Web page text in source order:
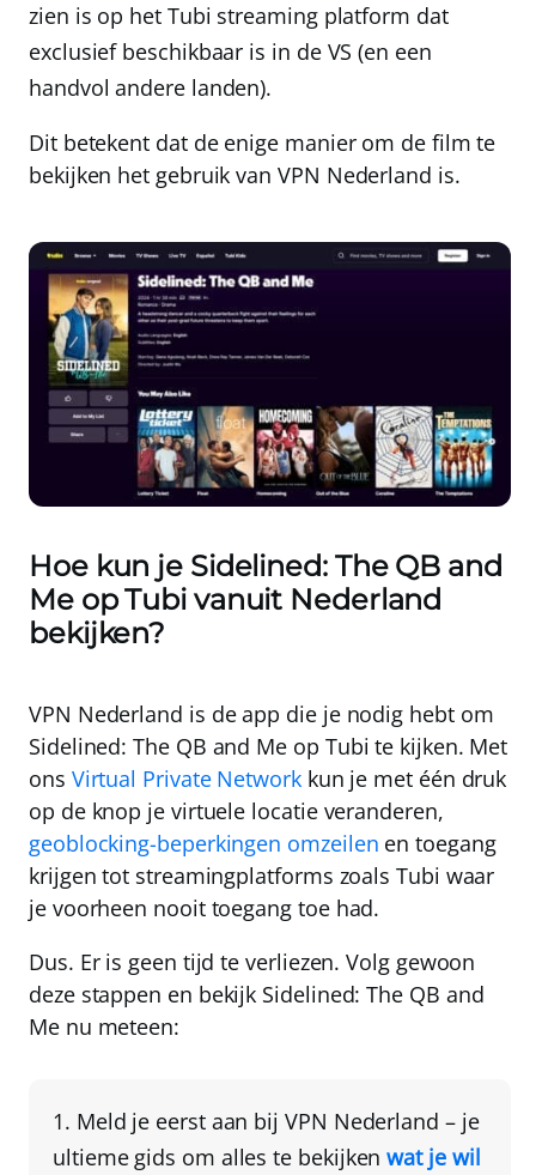
zien is op het Tubi streaming platform dat
exclusief beschikbaar is in de VS (en een
handvol andere landen).
Dit betekent dat de enige manier om de film te
bekijken het gebruik van VPN Nederland is.
Hoe kun je Sidelined: The QB and
Me op Tubi vanuit Nederland
bekijken?
VPN Nederland is de app die je nodig hebt om
Sidelined: The QB and Me op Tubi te kijken. Met
ons Virtual Private Networkkun je met één druk
op de knop je virtuele locatie veranderen,
geoblocking-beperkingen omzeilen en toegang
krijgen tot streamingplatforms zoals Tubi waar
je voorheen nooit toegang toe had.
Dus. Er is geen tijd te verliezen. Volg gewoon
deze stappen en bekijk Sidelined: The QB and
Me nu meteen:
Meld je eerst aan bijVPN Nederland – je
ultieme gids om alles te bekijkenwat je wil